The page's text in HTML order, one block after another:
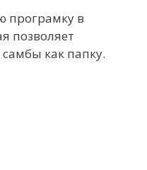
програмку в
позволяет
как папку.